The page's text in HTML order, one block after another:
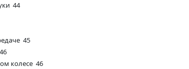
44
45
колесе 46